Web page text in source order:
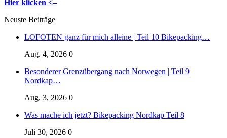
Hier klicken <–
Neuste Beiträge
LOFOTEN ganz für mich alleine | Teil 10 Bikepacking…
Aug. 4, 2026 0
Besonderer Grenzübergang nach Norwegen | Teil 9
Nordkap…
Aug. 3, 2026 0
Was mache ich jetzt? Bikepacking Nordkap Teil 8
Juli 30, 2026 0